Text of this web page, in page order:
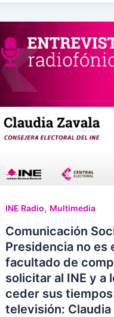
INE Radio, Multimedia
Comunicación
Presidencia no es
facultado de
solicitar al INE y a
ceder sus
televisión: Claudia